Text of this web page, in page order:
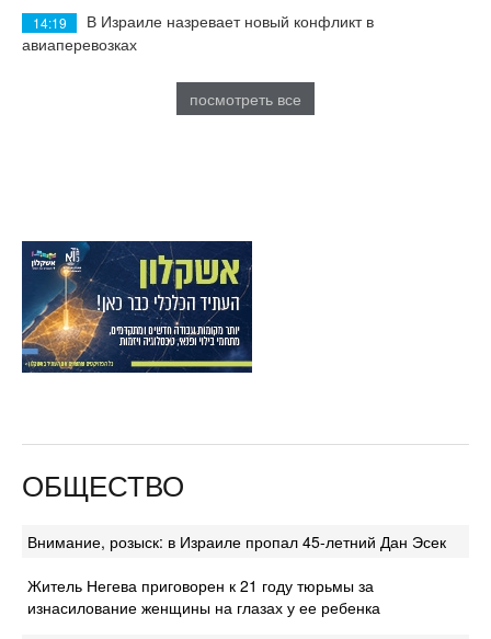
14:19
В Израиле назревает новый конфликт в
авиаперевозках
посмотреть все
ОБЩЕСТВО
Внимание, розыск: в Израиле пропал 45-летний Дан Эсек
Житель Негева приговорен к 21 году тюрьмы за
изнасилование женщины на глазах у ее ребенка